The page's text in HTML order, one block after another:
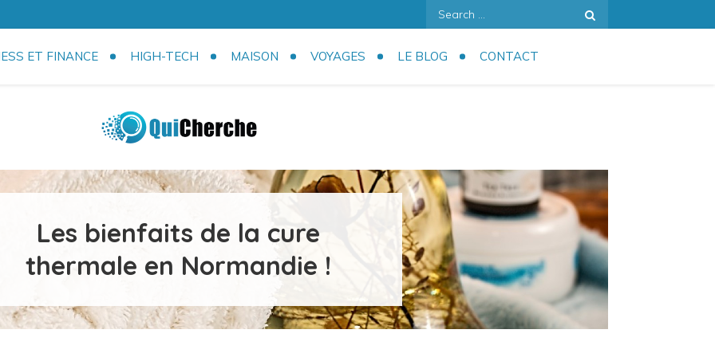
Search
for:
ET FINANCE HIGH-TECH MAISON VOYAGES LE BLOG CONTACT
Les bienfaits de la cure
thermale en Normandie !